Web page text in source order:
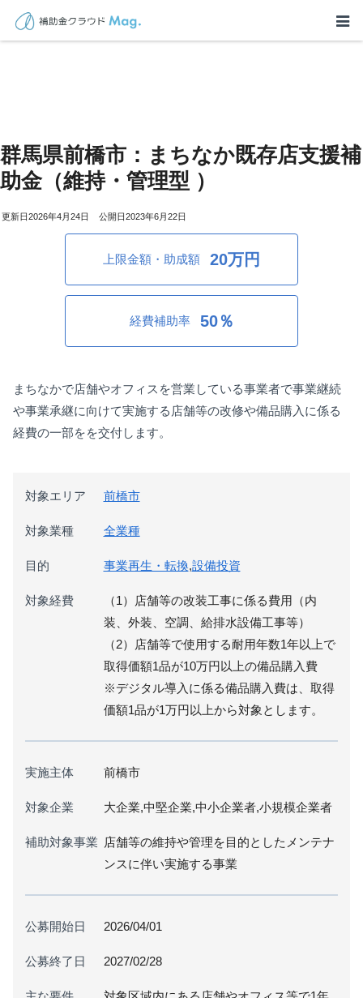
群馬県前橋市：まちなか既存店支援補
助金（維持・管理型 ）
2026年4月24日 2023年6月22日
上限金額・助成額 20万円
経費補助率 50％
まちなかで店舗やオフィスを営業している事業者で事業継続
や事業承継に向けて実施する店舗等の改修や備品購入に係る
経費の一部をを交付します。
対象エリア 前橋市
対象業種 全業種
目的 事業再生・転換,設備投資
対象経費
（1）店舗等の改装工事に係る費用（内
装、外装、空調、給排水設備工事等）
（2）店舗等で使用する耐用年数1年以上で
取得価額1品が10万円以上の備品購入費
※デジタル導入に係る備品購入費は、取得
価額1品が1万円以上から対象とします。
実施主体 前橋市
対象企業 大企業,中堅企業,中小企業者,小規模企業者
補助対象事業 店舗等の維持や管理を目的としたメンテナ
ンスに伴い実施する事業
公募開始日 2026/04/01
公募終了日 2027/02/28